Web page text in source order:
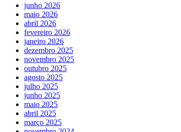
junho 2026
maio 2026
abril 2026
fevereiro 2026
janeiro 2026
dezembro 2025
novembro 2025
outubro 2025
agosto 2025
julho 2025
junho 2025
maio 2025
abril 2025
março 2025